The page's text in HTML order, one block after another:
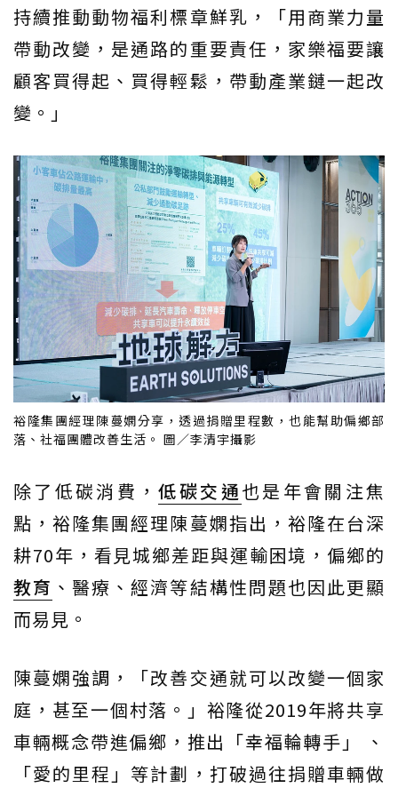
持續推動動物福利標章鮮乳，「用商業力量
帶動改變，是通路的重要責任，家樂福要讓
顧客買得起、買得輕鬆，帶動產業鏈一起改
變。」
裕隆集團經理陳蔓嫻分享，透過捐贈里程數，也能幫助偏鄉部
落、社福團體改善生活。 圖／李清宇攝影
除了低碳消費，低碳交通也是年會關注焦
點，裕隆集團經理陳蔓嫻指出，裕隆在台深
耕70年，看見城鄉差距與運輸困境，偏鄉的
教育 、醫療、經濟等結構性問題也因此更顯
而易見。
陳蔓嫻強調，「改善交通就可以改變一個家
庭，甚至一個村落。」裕隆從2019年將共享
車輛概念帶進偏鄉，推出「幸福輪轉手」 、
「愛的里程」等計劃，打破過往捐贈車輛做